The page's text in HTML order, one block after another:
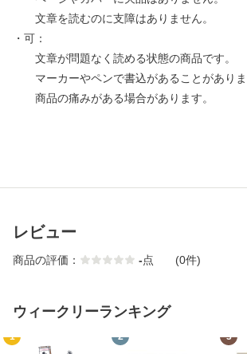
文章を読むのに支障はありません。
・可：
文章が問題なく読める状態の商品です。
マーカーやペンで書込があることがありま
商品の痛みがある場合があります。
レビュー
商品の評価： -点 (0件)
ウィークリーランキング
1 2 3